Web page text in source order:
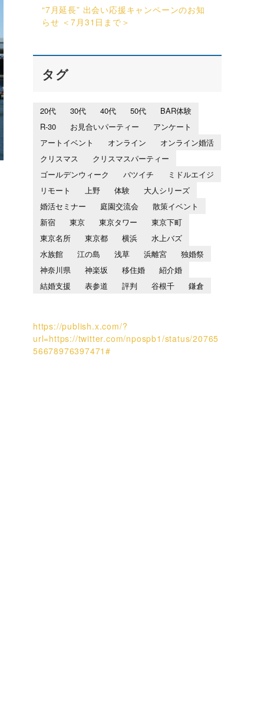
“7月延長” 出会い応援キャンペーンのお知
らせ ＜7月31日まで＞
タグ
20代 30代 40代 50代
BAR体験
R-30
お見合いパーティー
アンケート
アートイベント
オンライン
オンライン婚活
クリスマス
クリスマスパーティー
ゴールデンウィーク
バツイチ
ミドルエイジ
リモート
上野 体験
大人シリーズ
婚活セミナー
庭園交流会
散策イベント
新宿
東京 東京タワー
東京下町
東京名所
東京都 横浜
水上バズ
水族館
江の島 浅草 浜離宮
独婚祭
神奈川県
神楽坂 移住婚
紹介婚
結婚支援
表参道 評判 谷根千 鎌倉
https://publish.x.com/?
url=https://twitter.com/npospb1/status/20765
56678976397471#